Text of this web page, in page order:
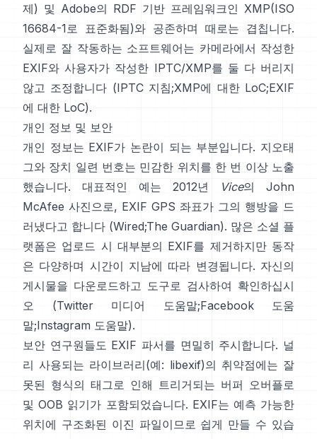
제) 및 Adobe의 RDF 기반 프레임워크인 XMP(ISO
16684-1로 표준화됨)와 공존하며 때로는 겹칩니다.
실제로 잘 작동하는 소프트웨어는 카메라에서 작성한
EXIF와 사용자가 작성한 IPTC/XMP를 둘 다 버리지
않고 조정합니다 (IPTC 지침;XMP에 대한 LoC;EXIF
에 대한 LoC).
개인 정보 및 보안
개인 정보는 EXIF가 논란이 되는 부분입니다. 지오태
그와 장치 일련 번호는 민감한 위치를 한 번 이상 노출
했습니다. 대표적인 예는 2012년
Vice의 John
McAfee 사진으로, EXIF GPS 좌표가 그의 행방을 드
러냈다고 합니다 (Wired;The Guardian). 많은 소셜 플
랫폼은 업로드 시 대부분의 EXIF를 제거하지만 동작
은 다양하며 시간이 지남에 따라 변경됩니다. 자신의
게시물을 다운로드하고 도구로 검사하여 확인하십시
오 (Twitter 미디어 도움말;Facebook 도움
말;Instagram 도움말).
보안 연구원들도 EXIF 파서를 면밀히 주시합니다. 널
리 사용되는 라이브러리(예: libexif)의 취약점에는 잘
못된 형식의 태그로 인해 트리거되는 버퍼 오버플로
및 OOB 읽기가 포함되었습니다. EXIF는 예측 가능한
위치에 구조화된 이진 파일이므로 쉽게 만들 수 있습